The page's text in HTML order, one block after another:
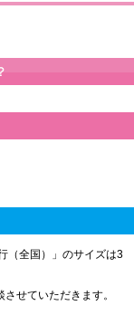
（全国）」のサイズは3
せていただきます。